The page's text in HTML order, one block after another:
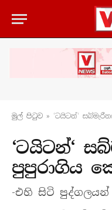
මුල් පිටු​ව » ‘ටයිටන්‘
‘ටයිටන්‘
පුපුරාගිය
-එහි සිටි පුද්ගලයන්